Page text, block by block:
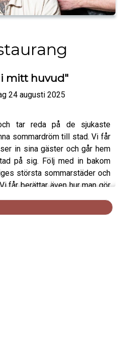
i mitt huvud"
24 augusti 2025
tar reda på de sjukaste
sommardröm till stad. Vi får
in sina gäster och går hem
på sig. Följ med in bakom
största sommarstäder och
får berättar även hur man gör
Fernet-myntet!